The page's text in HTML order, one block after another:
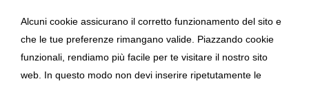
Alcuni cookie assicurano il corretto funzionamento del sito e
che le tue preferenze rimangano valide. Piazzando cookie
funzionali, rendiamo più facile per te visitare il nostro sito
web. In questo modo non devi inserire ripetutamente le